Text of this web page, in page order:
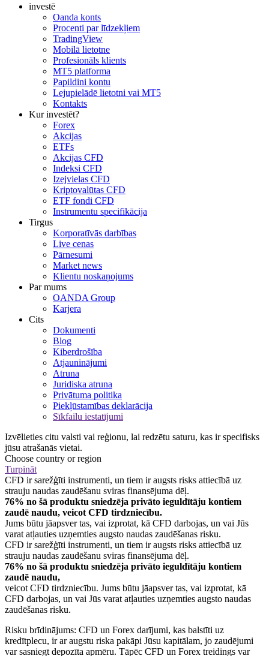
investē
Oanda konts
Procenti par līdzekļiem
TradingView
Mobilā lietotne
Profesionāls klients
MT5 platforma
Papildini kontu
Lejupielādē lietotni vai MT5
Kontakts
Kur investēt?
Forex
Akcijas
ETFs
Akcijas CFD
Indeksi CFD
Izejvielas CFD
Kriptovalūtas CFD
ETF fondi CFD
Instrumentu specifikācija
Tirgus
Korporatīvās darbības
Live cenas
Pārnesumi
Market news
Klientu noskaņojums
Par mums
OANDA Group
Karjera
Cits
Dokumenti
Blog
Kiberdrošība
Atjauninājumi
Atruna
Juridiska atruna
Privātuma politika
Piekļūstamības deklarācija
Sīkfailu iestatījumi
Izvēlieties citu valsti vai reģionu, lai redzētu saturu, kas ir specifisks
jūsu atrašanās vietai.
Choose country or region
Turpināt
CFD ir sarežģīti instrumenti, un tiem ir augsts risks attiecībā uz
strauju naudas zaudēšanu sviras finansējuma dēļ.
76% no šā produktu sniedzēja privāto ieguldītāju kontiem
zaudē naudu, veicot CFD tirdzniecību.
Jums būtu jāapsver tas, vai izprotat, kā CFD darbojas, un vai Jūs
varat atļauties uzņemties augsto naudas zaudēšanas risku.
CFD ir sarežģīti instrumenti, un tiem ir augsts risks attiecībā uz
strauju naudas zaudēšanu sviras finansējuma dēļ.
76% no šā produktu sniedzēja privāto ieguldītāju kontiem
zaudē naudu,
veicot CFD tirdzniecību. Jums būtu jāapsver tas, vai izprotat, kā
CFD darbojas, un vai Jūs varat atļauties uzņemties augsto naudas
zaudēšanas risku.
Risku brīdinājums: CFD un Forex darījumi, kas balstīti uz
kredītplecu, ir ar augstu riska pakāpi Jūsu kapitālam, jo zaudējumi
var sasniegt depozīta apmēru. Tāpēc CFD un Forex treidings var